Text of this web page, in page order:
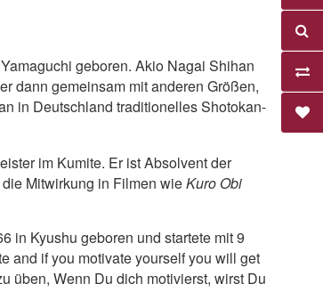
geboren. Akio Nagai Shihan
dann gemeinsam mit anderen Größen,
in Deutschland traditionelles Shotokan-
im Kumite. Er ist Absolvent der
Mitwirkung in Filmen wieKuro Obi
in Kyushu geboren und startete mit 9
and if you motivate yourself you will get
üben, Wenn Du dich motivierst, wirst Du